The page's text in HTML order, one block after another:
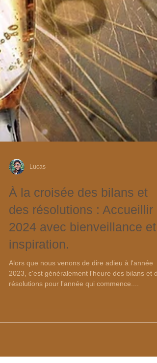
À la croisée des bilans et
des résolutions : Accueillir
2024 avec bienveillance et
inspiration.
Alors que nous venons de dire adieu à l'année
2023, c'est généralement l'heure des bilans et